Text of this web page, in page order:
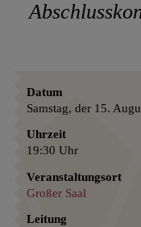
Datum
Samstag, der 15.
Uhrzeit
19:30 Uhr
Veranstaltungsort
Großer Saal
Leitung